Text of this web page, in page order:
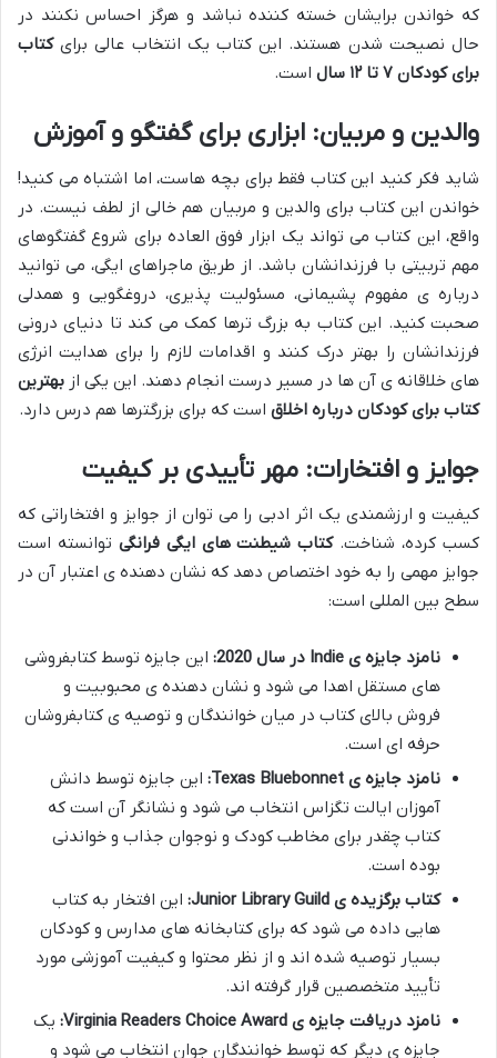
که خواندن برایشان خسته کننده نباشد و هرگز احساس نکنند در
حال نصیحت شدن هستند. این کتاب یک انتخاب عالی برایکتاب
برای کودکان ۷ تا ۱۲ سال
است.
والدین و مربیان: ابزاری برای گفتگو و آموزش
شاید فکر کنید این کتاب فقط برای بچه هاست، اما اشتباه می کنید!
خواندن این کتاب برای والدین و مربیان هم خالی از لطف نیست. در
واقع، این کتاب می تواند یک ابزار فوق العاده برای شروع گفتگوهای
مهم تربیتی با فرزندانشان باشد. از طریق ماجراهای ایگی، می توانید
درباره ی مفهوم پشیمانی، مسئولیت پذیری، دروغگویی و همدلی
صحبت کنید. این کتاب به بزرگ ترها کمک می کند تا دنیای درونی
فرزندانشان را بهتر درک کنند و اقدامات لازم را برای هدایت انرژی
های خلاقانه ی آن ها در مسیر درست انجام دهند. این یکی از بهترین
کتاب برای کودکان درباره اخلاق است که برای بزرگترها هم درس دارد.
جوایز و افتخارات: مهر تأییدی بر کیفیت
کیفیت و ارزشمندی یک اثر ادبی را می توان از جوایز و افتخاراتی که
کسب کرده، شناخت.کتاب شیطنت های ایگی فرانگی توانسته است
جوایز مهمی را به خود اختصاص دهد که نشان دهنده ی اعتبار آن در
سطح بین المللی است:
نامزد جایزه ی Indie در سال 2020:
این جایزه توسط کتابفروشی
های مستقل اهدا می شود و نشان دهنده ی محبوبیت و
فروش بالای کتاب در میان خوانندگان و توصیه ی کتابفروشان
حرفه ای است.
نامزد جایزه ی Texas Bluebonnet:
این جایزه توسط دانش
آموزان ایالت تگزاس انتخاب می شود و نشانگر آن است که
کتاب چقدر برای مخاطب کودک و نوجوان جذاب و خواندنی
بوده است.
کتاب برگزیده ی Junior Library Guild:
این افتخار به کتاب
هایی داده می شود که برای کتابخانه های مدارس و کودکان
بسیار توصیه شده اند و از نظر محتوا و کیفیت آموزشی مورد
تأیید متخصصین قرار گرفته اند.
نامزد دریافت جایزه ی Virginia Readers Choice Award:
یک
جایزه ی دیگر که توسط خوانندگان جوان انتخاب می شود و